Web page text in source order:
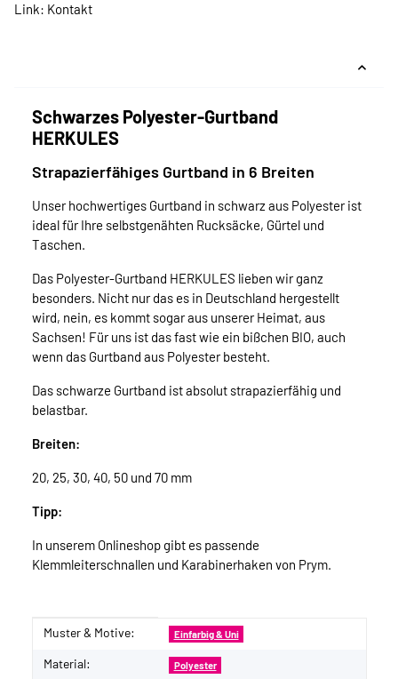
Link: Kontakt
Schwarzes Polyester-Gurtband
HERKULES
Strapazierfähiges Gurtband in 6 Breiten
Unser hochwertiges Gurtband in schwarz aus Polyester ist
ideal für Ihre selbstgenähten Rucksäcke, Gürtel und
Taschen.
Das Polyester-Gurtband HERKULES lieben wir ganz
besonders. Nicht nur das es in Deutschland hergestellt
wird, nein, es kommt sogar aus unserer Heimat, aus
Sachsen! Für uns ist das fast wie ein bißchen BIO, auch
wenn das Gurtband aus Polyester besteht.
Das schwarze Gurtband ist absolut strapazierfähig und
belastbar.
Breiten:
20, 25, 30, 40, 50 und 70 mm
Tipp:
In unserem Onlineshop gibt es passende
Klemmleiterschnallen und Karabinerhaken von Prym.
Produkteigenschaft
Wert
Muster & Motive: Einfarbig & Uni
Material: Polyester